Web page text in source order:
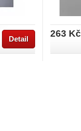
Detail
263 Kč